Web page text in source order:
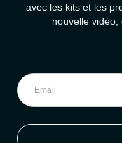
avec les kits et les
nouvelle vidéo,